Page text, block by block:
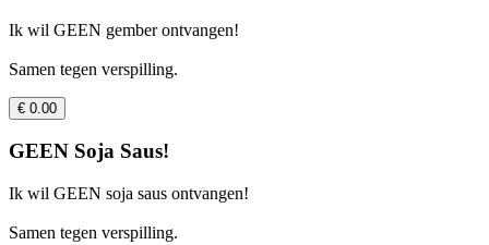
Ik wil GEEN gember ontvangen!
Samen tegen verspilling.
€ 0.00
GEEN Soja Saus!
Ik wil GEEN soja saus ontvangen!
Samen tegen verspilling.